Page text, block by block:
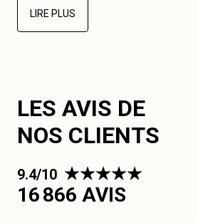
LIRE PLUS
LES AVIS DE
NOS CLIENTS
9.4/10
16 866 AVIS